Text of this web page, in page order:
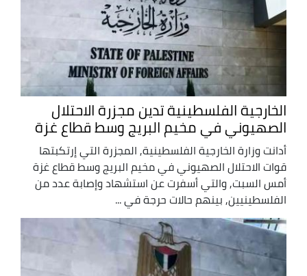
الخارجية الفلسطينية تدين مجزرة الاحتلال
الصهيوني في مخيم البريج وسط قطاع غزة
أدانت وزارة الخارجية الفلسطينية, المجزرة التي إرتكبتها
قوات الاحتلال الصهيوني في مخيم البريج وسط قطاع غزة
أمس السبت, والتي أسفرت عن استشهاد وإصابة عدد من
الفلسطينيين, بينهم حالات حرجة في ...